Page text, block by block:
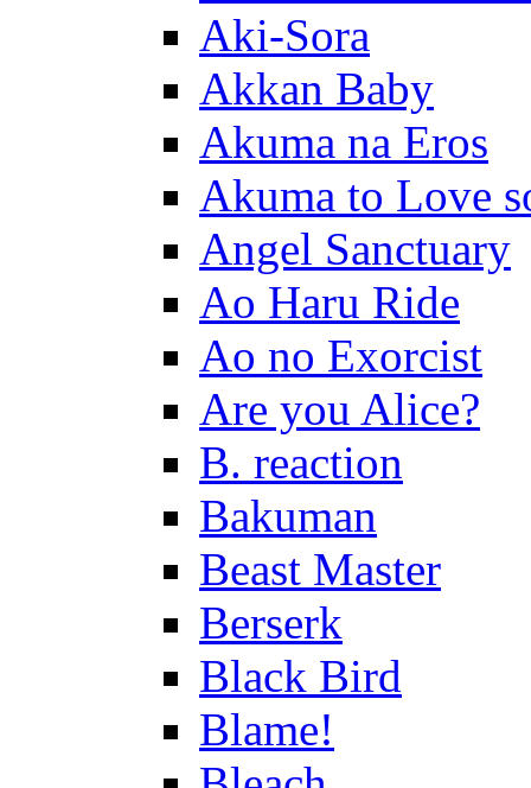
Aki-Sora
Akkan Baby
Akuma na Eros
Akuma to Love
Angel Sanctuary
Ao Haru Ride
Ao no Exorcist
Are you Alice?
B. reaction
Bakuman
Beast Master
Berserk
Black Bird
Blame!